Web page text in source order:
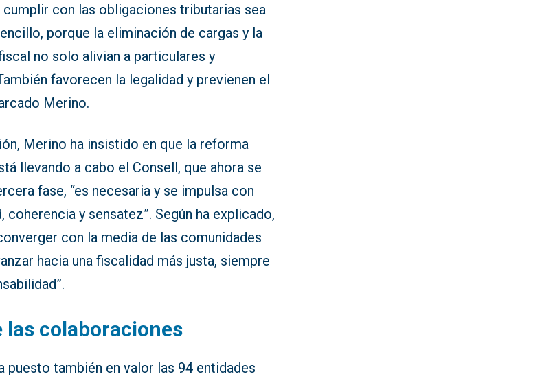
cumplir con las obligaciones tributarias sea
porque la eliminación de cargas y la
no solo alivian a particulares y
favorecen la legalidad y previenen el
Merino.
Merino ha insistido en que la reforma
llevando a cabo el Consell, que ahora se
fase, “es necesaria y se impulsa con
coherencia y sensatez”. Según ha explicado,
con la media de las comunidades
hacia una fiscalidad más justa, siempre
las colaboraciones
puesto también en valor las 94 entidades